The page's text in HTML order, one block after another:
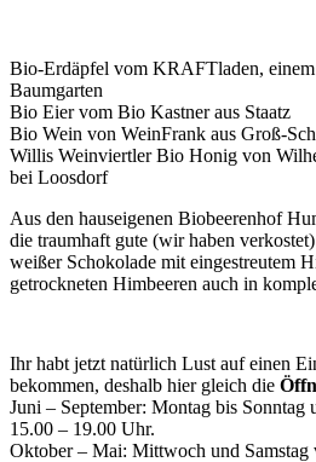
Bio-Erdäpfel vom KRAFTladen,
Baumgarten
Bio Eier vom Bio Kastner aus Staatz
Bio Wein von WeinFrank aus Groß-
Willis Weinviertler Bio Honig von
bei Loosdorf
Aus den hauseigenen Biobeerenhof
die traumhaft gute (wir haben verkostet)
weißer Schokolade mit eingestreutem
getrockneten Himbeeren auch in
Ihr habt jetzt natürlich Lust auf einen
bekommen, deshalb hier gleich die
Juni – September: Montag bis Sonntag
15.00 – 19.00 Uhr.
Oktober – Mai: Mittwoch und Samstag